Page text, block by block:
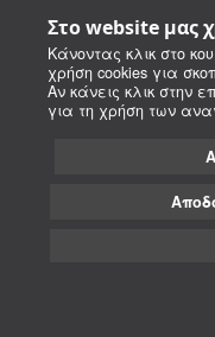
Στο website μας
Κάνοντας κλικ στο
χρήση cookies για
Αν κάνεις κλικ στην
για τη χρήση των